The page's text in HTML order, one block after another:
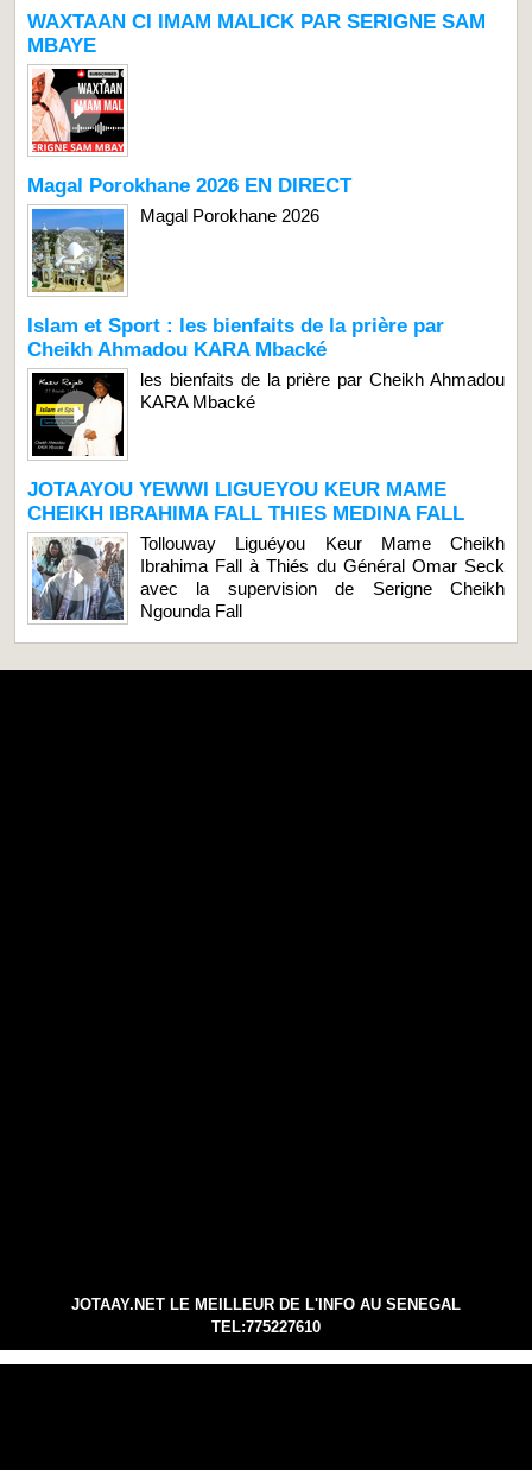
WAXTAAN CI IMAM MALICK PAR SERIGNE SAM
MBAYE
Magal Porokhane 2026 EN DIRECT
Magal Porokhane 2026
Islam et Sport : les bienfaits de la prière par
Cheikh Ahmadou KARA Mbacké
les bienfaits de la prière par Cheikh Ahmadou
KARA Mbacké
JOTAAYOU YEWWI LIGUEYOU KEUR MAME
CHEIKH IBRAHIMA FALL THIES MEDINA FALL
Tollouway Liguéyou Keur Mame Cheikh
Ibrahima Fall à Thiés du Général Omar Seck
avec la supervision de Serigne Cheikh
Ngounda Fall
JOTAAY.NET LE MEILLEUR DE L'INFO AU SENEGAL
TEL:775227610